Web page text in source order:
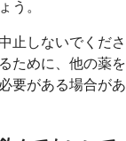
う。
止しないでくださ
ために、他の薬を
要がある場合があ